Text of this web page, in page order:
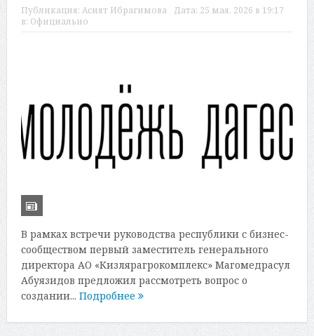
Публикация: Асият Ибрагимова Дата: 25 мая, 2026 в 19:17
в: Официально
В рамках встречи руководства республики с бизнес-
сообществом первый заместитель генерального
директора АО «Кизлярагрокомплекс» Магомедрасул
Абуязидов предложил рассмотреть вопрос о
создании... Подробнее